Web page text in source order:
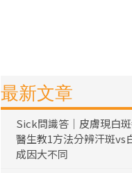
最新文章
Sick問識答｜皮膚現白
醫生教1方法分辨汗斑vs
成因大不同